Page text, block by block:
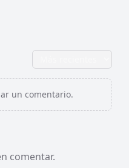
un comentario.
comentar.